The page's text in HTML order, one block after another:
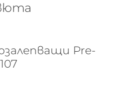
Pre-